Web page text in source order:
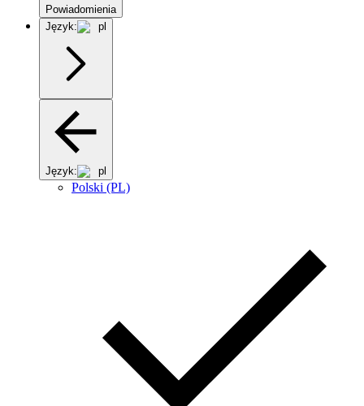
Powiadomienia
Język:
pl
Język: pl
Polski (PL)